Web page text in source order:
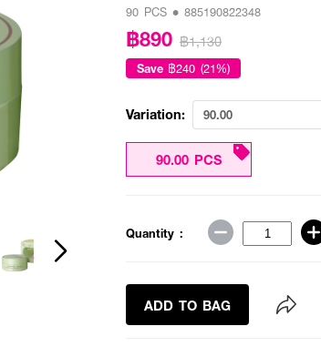
90 PCS • 885190822348
฿890 ฿1,130
Save ฿240 (21%)
Variation: 90.00
90.00 PCS
Quantity :
ADD TO BAG